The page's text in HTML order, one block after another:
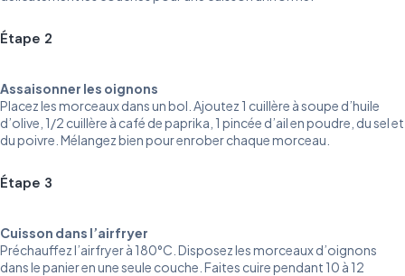
Étape 2
Assaisonner les oignons
Placez les morceaux dans un bol. Ajoutez 1 cuillère à soupe d’huile
d’olive, 1/2 cuillère à café de paprika, 1 pincée d’ail en poudre, du sel et
du poivre. Mélangez bien pour enrober chaque morceau.
Étape 3
Cuisson dans l’airfryer
Préchauffez l’airfryer à 180°C. Disposez les morceaux d’oignons
dans le panier en une seule couche. Faites cuire pendant 10 à 12